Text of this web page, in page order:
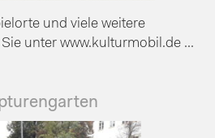
und viele weitere
unter www.kulturmobil.de ...